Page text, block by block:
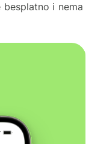
besplatno i nema